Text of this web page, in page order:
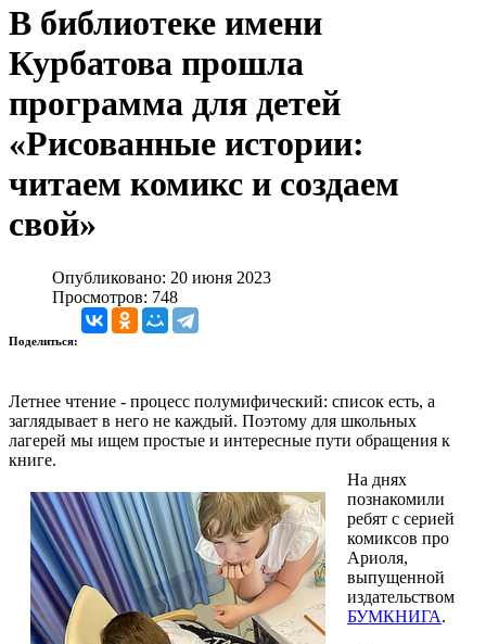
В библиотеке имени
Курбатова прошла
программа для детей
«Рисованные истории:
читаем комикс и создаем
свой»
Опубликовано: 20 июня 2023
Просмотров: 748
Поделиться:
Летнее чтение - процесс полумифический: список есть, а
заглядывает в него не каждый. Поэтому для школьных
лагерей мы ищем простые и интересные пути обращения к
книге.
На днях
познакомили
ребят с серией
комиксов про
Ариоля,
выпущенной
издательством
БУМКНИГА.